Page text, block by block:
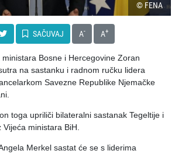
© FENA
SAČUVAJ A- A+
Bosne i Hercegovine Zoran
na sastanku i radnom ručku lidera
Savezne Republike Njemačke
toga upriliči bilateralni sastanak Tegeltije i
ministara BiH.
Merkel sastat će se s liderima